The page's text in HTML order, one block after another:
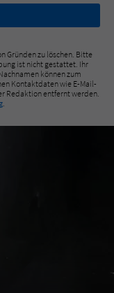
Gründen zu löschen. Bitte
ist nicht gestattet. Ihr
können zum
Kontaktdaten wie E-Mail-
Redaktion entfernt werden.
.